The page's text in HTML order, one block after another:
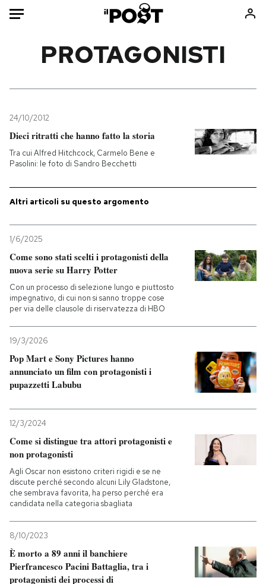
Mondo
Politica
Tecnologia
Internet
Scienza
Cultura
Sport
Consumismi
Storie/Idee
Media
PODCAST
NEWSLETTER
I MIEI PREFERITI
SHOP
CALENDARIO
AREA PERSONALE
PROTAGONISTI
24/10/2012
Dieci ritratti che hanno fatto la storia
Tra cui Alfred Hitchcock, Carmelo Bene e
Pasolini: le foto di Sandro Becchetti
Altri articoli su questo argomento
1/6/2025
Come sono stati scelti i protagonisti della
nuova serie su Harry Potter
Con un processo di selezione lungo e piuttosto
impegnativo, di cui non si sanno troppe cose
per via delle clausole di riservatezza di HBO
19/3/2026
Pop Mart e Sony Pictures hanno
annunciato un film con protagonisti i
pupazzetti Labubu
12/3/2024
Come si distingue tra attori protagonisti e
non protagonisti
Agli Oscar non esistono criteri rigidi e se ne
discute perché secondo alcuni Lily Gladstone,
che sembrava favorita, ha perso perché era
candidata nella categoria sbagliata
8/10/2023
È morto a 89 anni il banchiere
Pierfrancesco Pacini Battaglia, tra i
protagonisti dei processi di